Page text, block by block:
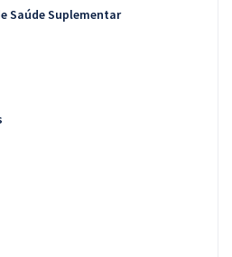
Saúde Suplementar